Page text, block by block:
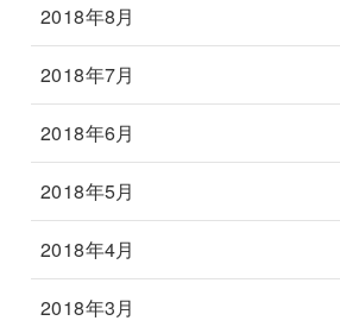
2018年8月
2018年7月
2018年6月
2018年5月
2018年4月
2018年3月